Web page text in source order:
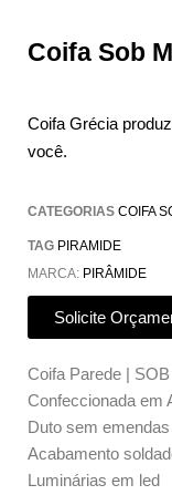
Coifa Sob
Coifa Grécia
você.
CATEGORIAS COIFA
TAG PIRAMIDE
MARCA: PIRÂMIDE
Solicite
Coifa Parede |
Confeccionada em
Duto sem emendas
Acabamento
Luminárias em led